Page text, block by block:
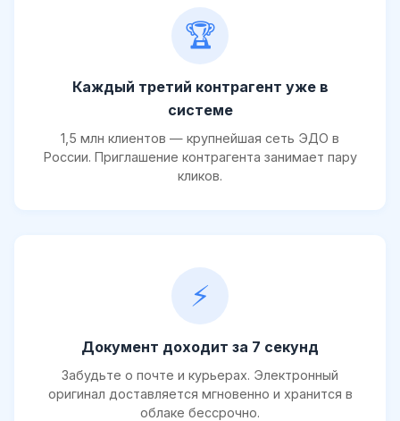
🏆
Каждый третий контрагент уже в
системе
1,5 млн клиентов — крупнейшая сеть ЭДО в
России. Приглашение контрагента занимает пару
кликов.
⚡
Документ доходит за 7 секунд
Забудьте о почте и курьерах. Электронный
оригинал доставляется мгновенно и хранится в
облаке бессрочно.